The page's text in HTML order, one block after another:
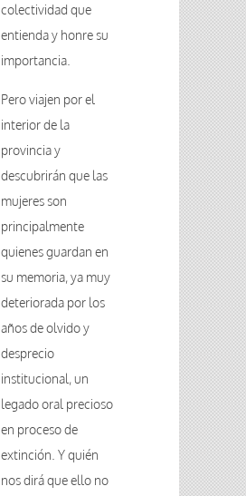
colectividad que
entienda y honre su
importancia.
Pero viajen por el
interior de la
provincia y
descubrirán que las
mujeres son
principalmente
quienes guardan en
su memoria, ya muy
deteriorada por los
años de olvido y
desprecio
institucional, un
legado oral precioso
en proceso de
extinción. Y quién
nos dirá que ello no